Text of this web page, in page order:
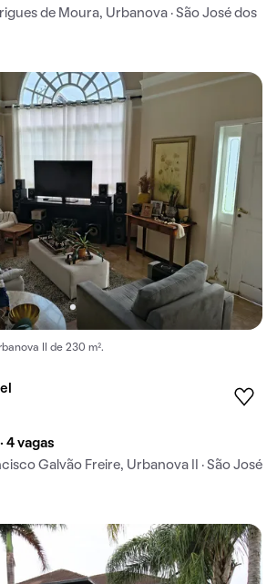
de Moura, Urbanova · São José dos
II de 230 m².
4 vagas
Galvão Freire, Urbanova II · São José